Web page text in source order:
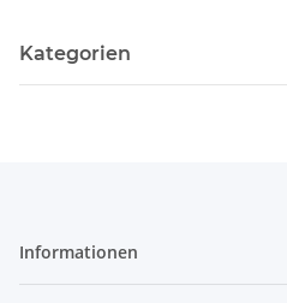
Kategorien
Informationen